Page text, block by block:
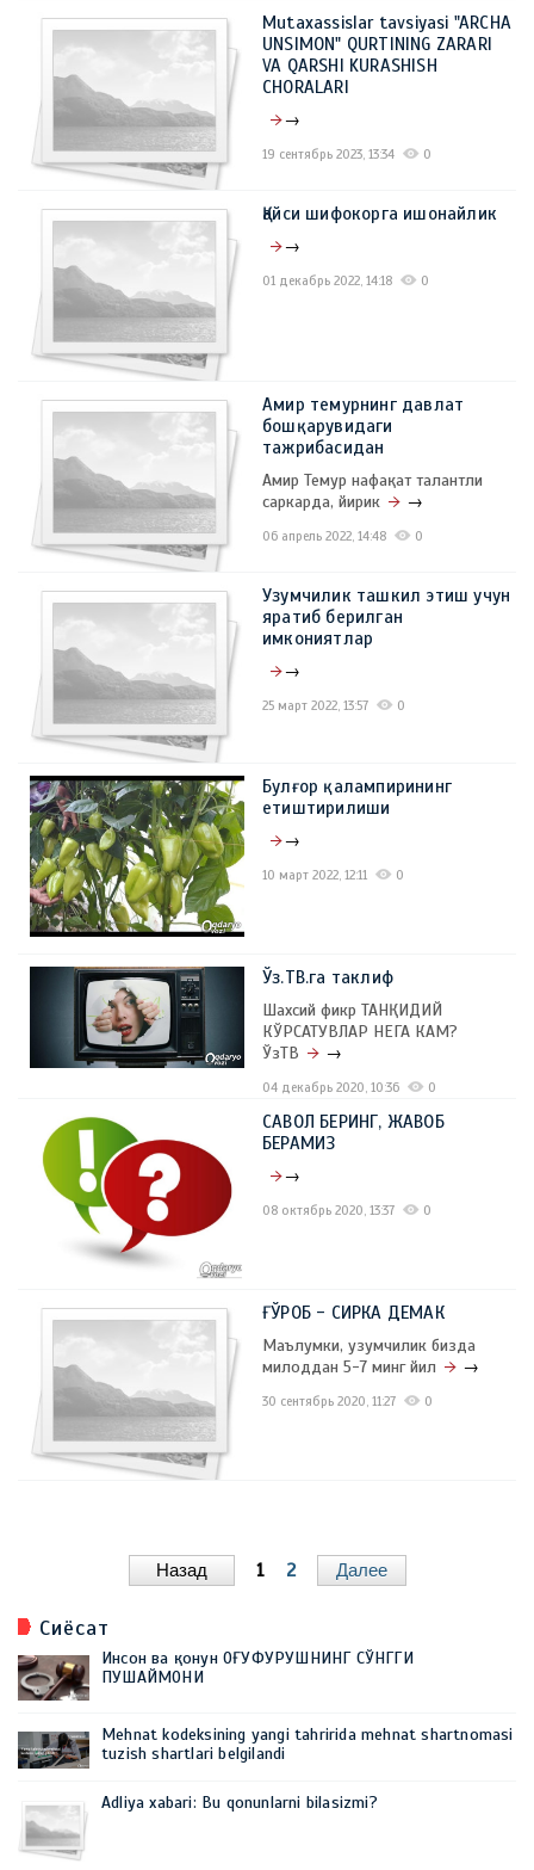
Mutaxassislar tavsiyasi "ARCHA
UNSIMON" QURTINING ZARARI
VA QARSHI KURASHISH
CHORALARI
→
19 сентябрь 2023, 13:34 0
Қайси шифокорга ишонайлик
→
01 декабрь 2022, 14:18 0
Амир темурнинг давлат
бошқарувидаги
тажрибасидан
Амир Темур нафақат талантли
саркарда, йирик
→
06 апрель 2022, 14:48 0
Узумчилик ташкил этиш учун
яратиб берилган
имкониятлар
→
25 март 2022, 13:57 0
Булғор қалампирининг
етиштирилиши
→
10 март 2022, 12:11 0
Ўз.ТВ.га таклиф
Шахсий фикр ТАНҚИДИЙ
КЎРСАТУВЛАР НЕГА КАМ?
ЎзТВ
→
04 декабрь 2020, 10:36 0
САВОЛ БЕРИНГ, ЖАВОБ
БЕРАМИЗ
→
08 октябрь 2020, 13:37 0
ҒЎРОБ - СИРКА ДЕМАК
Маълумки, узумчилик бизда
милоддан 5-7 минг йил
→
30 сентябрь 2020, 11:27 0
Назад 1 2 Далее
Сиёсат
Инсон ва қонун ОҒУФУРУШНИНГ СЎНГГИ
ПУШАЙМОНИ
Mehnat kodeksining yangi tahririda mehnat shartnomasi
tuzish shartlari belgilandi
Adliya xabari: Bu qonunlarni bilasizmi?